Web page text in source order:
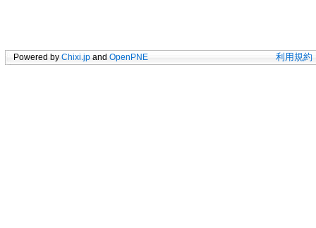
Powered by Chixi.jp and OpenPNE 利用規約